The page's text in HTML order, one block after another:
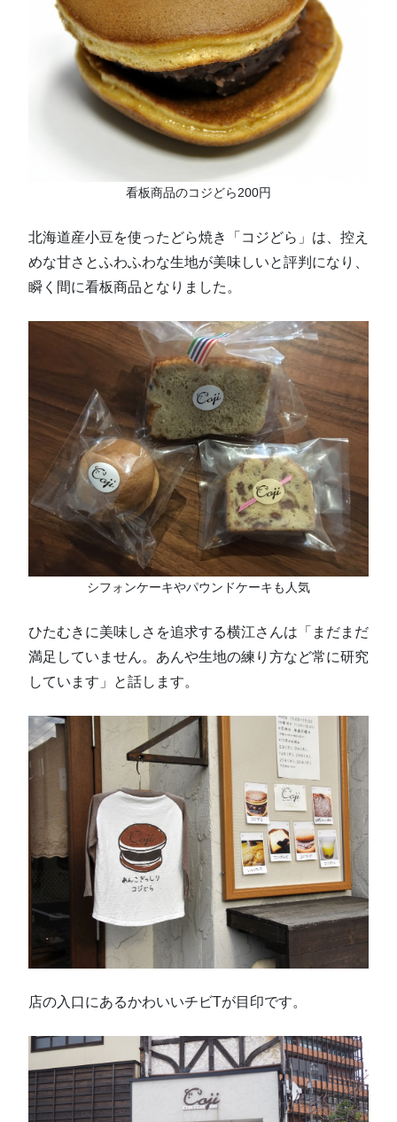
看板商品のコジどら200円
北海道産小豆を使ったどら焼き「コジどら」は、控え
めな甘さとふわふわな生地が美味しいと評判になり、
瞬く間に看板商品となりました。
シフォンケーキやパウンドケーキも人気
ひたむきに美味しさを追求する横江さんは「まだまだ
満足していません。あんや生地の練り方など常に研究
しています」と話します。
店の入口にあるかわいいチビTが目印です。